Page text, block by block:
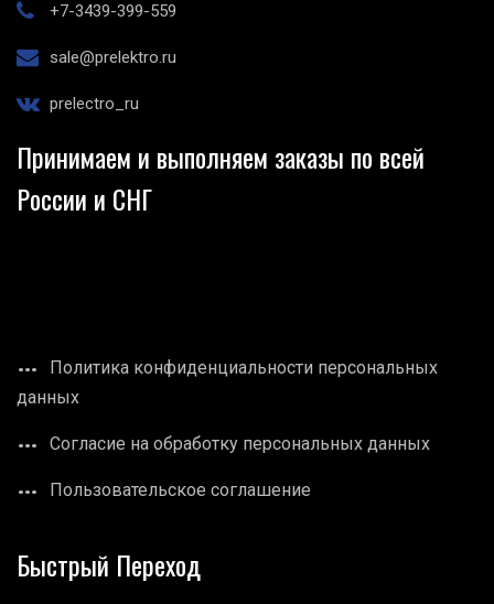
+7-3439-399-559
sale@prelektro.ru
prelectro_ru
Принимаем и выполняем заказы по всей
России и СНГ
Политика конфиденциальности персональных
данных
Согласие на обработку персональных данных
Пользовательское соглашение
Быстрый Переход